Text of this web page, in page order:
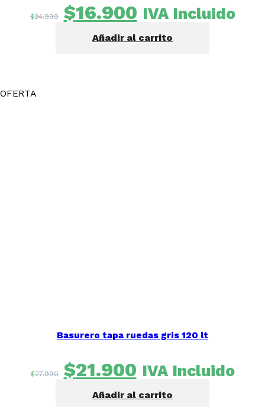
$24.990 El
precio
original
$16.900El
precio
actual
IVA Incluido
Añadir al carrito
OFERTA
Basurero tapa ruedas gris 120 lt
$27.990 El
precio
original
$21.900El
precio
actual
IVA Incluido
Añadir al carrito